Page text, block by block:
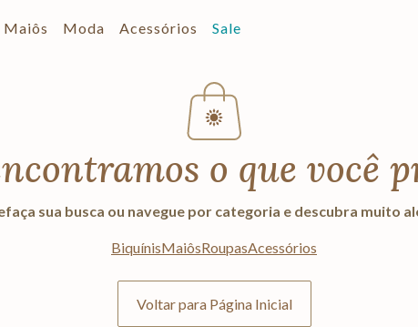
Maiôs Moda Acessórios Sale
o que você
sua busca ou navegue por categoria e descubra muito
BiquínisMaiôsRoupasAcessórios
Voltar para Página Inicial